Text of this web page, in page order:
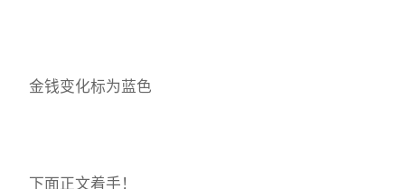
金钱变化标为蓝色
下面正文着手！